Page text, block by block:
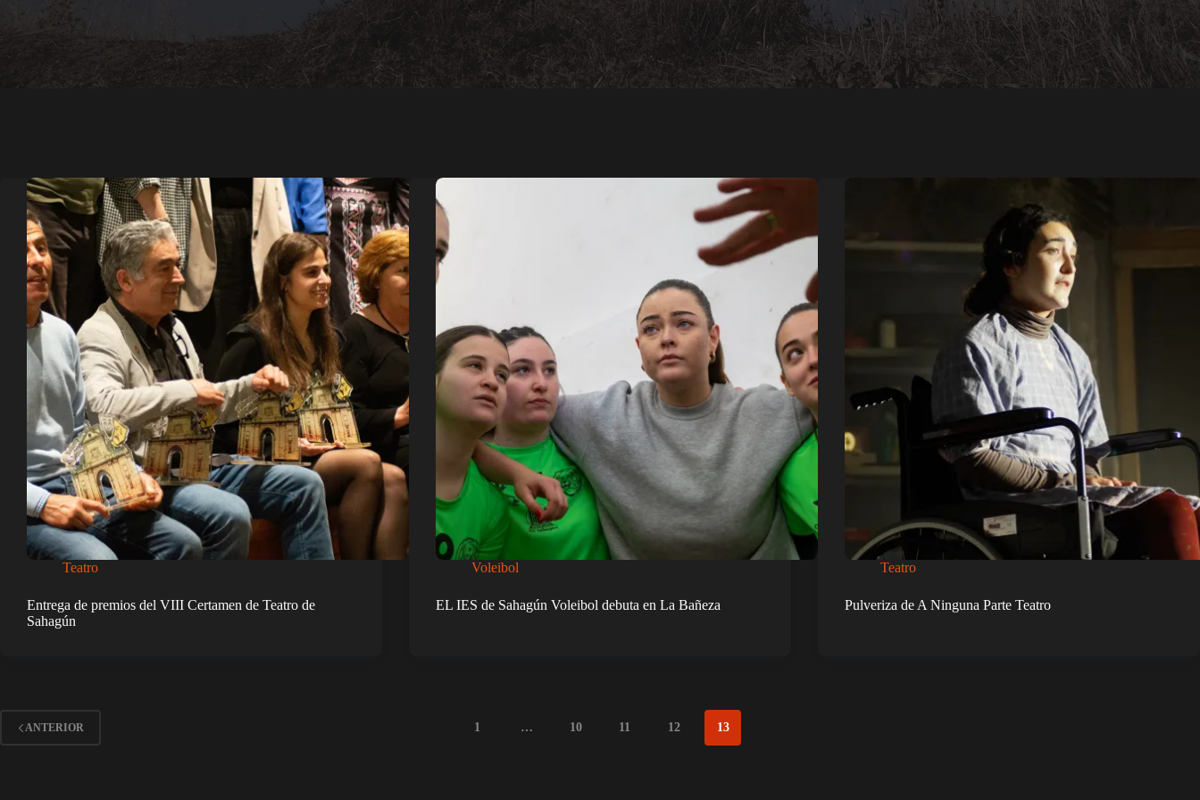
Teatro
Entrega de premios del VIII Certamen de Teatro de
Sahagún
Voleibol
EL IES de Sahagún Voleibol debuta en La Bañeza
Teatro
Pulveriza de A Ninguna Parte Teatro
ANTERIOR 1 … 10 11 12 13